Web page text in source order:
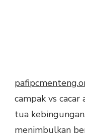
campak vs
tua
menimbulkan